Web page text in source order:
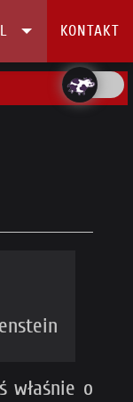
KONTAKT
właśnie o